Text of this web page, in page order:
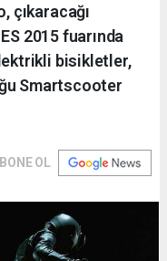
çıkaracağı
2015 fuarında
bisikletler,
Smartscooter
OL